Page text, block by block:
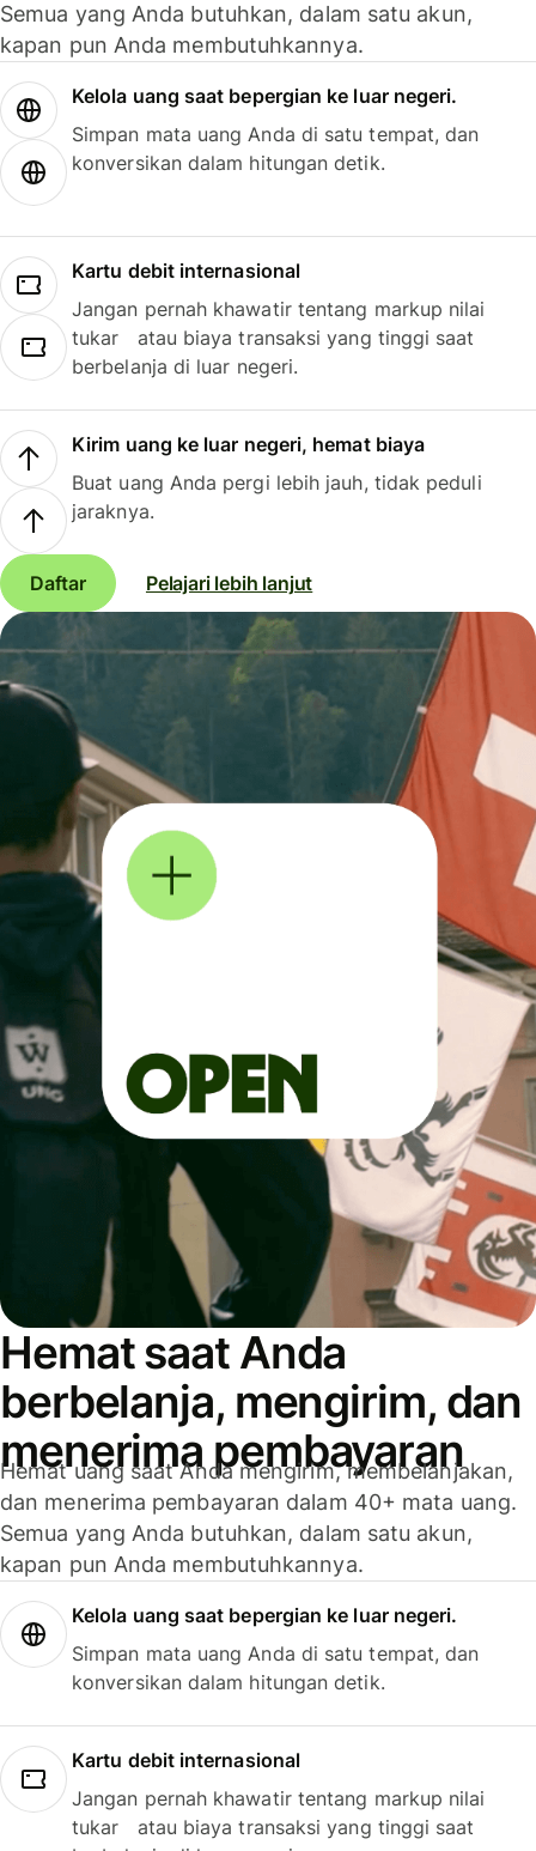
Semua yang Anda butuhkan, dalam satu akun,
kapan pun Anda membutuhkannya.
Kelola uang saat bepergian ke luar negeri.
Simpan mata uang Anda di satu tempat, dan
konversikan dalam hitungan detik.
Kartu debit internasional
Jangan pernah khawatir tentang markup nilai
tukar atau biaya transaksi yang tinggi saat
berbelanja di luar negeri.
Kirim uang ke luar negeri, hemat biaya
Buat uang Anda pergi lebih jauh, tidak peduli
jaraknya.
Daftar Pelajari lebih lanjut
Hemat saat Anda
berbelanja, mengirim, dan
menerima pembayaran
Hemat uang saat Anda mengirim, membelanjakan,
dan menerima pembayaran dalam 40+ mata uang.
Semua yang Anda butuhkan, dalam satu akun,
kapan pun Anda membutuhkannya.
Kelola uang saat bepergian ke luar negeri.
Simpan mata uang Anda di satu tempat, dan
konversikan dalam hitungan detik.
Kartu debit internasional
Jangan pernah khawatir tentang markup nilai
tukar atau biaya transaksi yang tinggi saat